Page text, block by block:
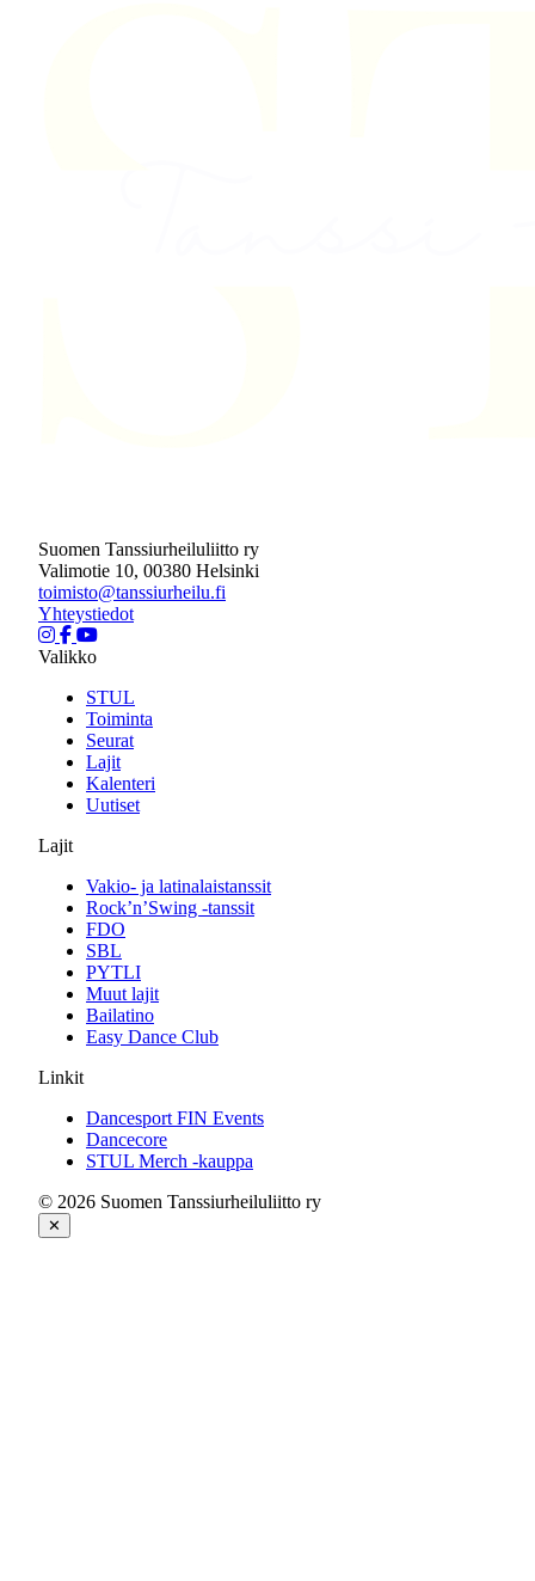
Suomen Tanssiurheiluliitto ry
Valimotie 10, 00380 Helsinki
toimisto@tanssiurheilu.fi
Yhteystiedot
Valikko
STUL
Toiminta
Seurat
Lajit
Kalenteri
Uutiset
Lajit
Vakio- ja latinalaistanssit
Rock’n’Swing -tanssit
FDO
SBL
PYTLI
Muut lajit
Bailatino
Easy Dance Club
Linkit
Dancesport FIN Events
Dancecore
STUL Merch -kauppa
© 2026 Suomen Tanssiurheiluliitto ry
✕